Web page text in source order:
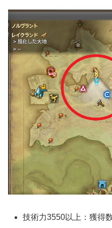
技術力3550以上：獲得